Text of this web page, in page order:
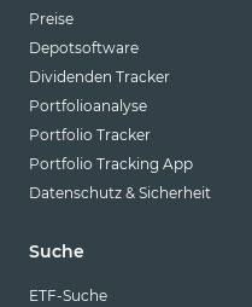
Preise
Depotsoftware
Dividenden Tracker
Portfolioanalyse
Portfolio Tracker
Portfolio Tracking App
Datenschutz & Sicherheit
Suche
ETF-Suche